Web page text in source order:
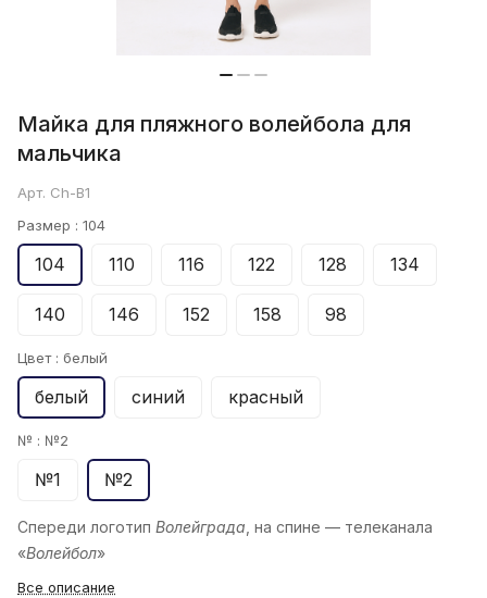
Майка для пляжного волейбола для
мальчика
Арт. Ch-B1
Размер : 104
104 110 116 122 128 134
140 146 152 158 98
Цвет : белый
белый синий красный
№ : №2
№1 №2
Спереди логотип Волейграда, на спине — телеканала
«Волейбол»
Все описание